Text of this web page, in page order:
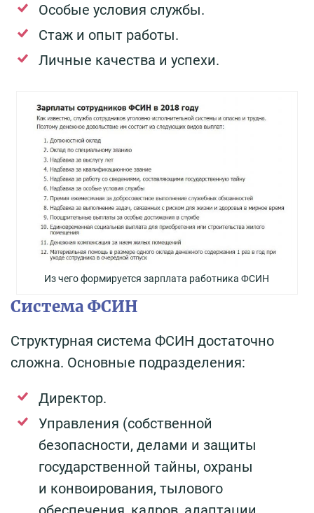
Особые условия службы.
Стаж и опыт работы.
Личные качества и успехи.
Из чего формируется зарплата работника ФСИН
Система ФСИН
Структурная система ФСИН достаточно
сложна. Основные подразделения:
Директор.
Управления (собственной
безопасности, делами и защиты
государственной тайны, охраны
и конвоирования, тылового